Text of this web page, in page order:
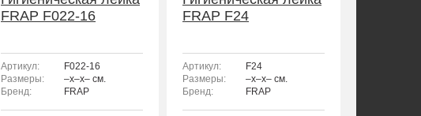
FRAP F022-16
Артикул:
F022-16
Размеры:
–x–x– см.
Бренд:
FRAP
FRAP F24
Артикул:
F24
Размеры:
–x–x– см.
Бренд:
FRAP